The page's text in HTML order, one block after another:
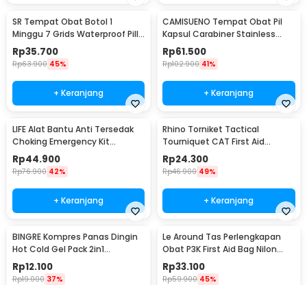
SR Tempat Obat Botol 1
Minggu 7 Grids Waterproof Pill
Container - SR070273
Rp35.700
Rp63.900 45%
+ Keranjang
CAMISUENO Tempat Obat Pil
Kapsul Carabiner Stainless
Steel Waterproof 73mm - CM1
Rp61.500
Rp102.900 41%
+ Keranjang
LIFE Alat Bantu Anti Tersedak
Choking Emergency Kit
Breathing Device - LF817
Rp44.900
Rp76.900 42%
+ Keranjang
Rhino Torniket Tactical
Tourniquet CAT First Aid
Medical Emergency - CR-ED01A
Rp24.300
Rp46.900 49%
+ Keranjang
BINGRE Kompres Panas Dingin
Hot Cold Gel Pack 2in1
Reusable - HC21
Rp12.100
Rp19.000 37%
Le Around Tas Perlengkapan
Obat P3K First Aid Bag Nilon
26x21x13cm - LG130
Rp33.100
Rp59.900 45%